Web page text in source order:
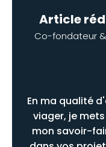
Article
Co-fondateur
En ma qualité
viager, je
mon savoir-